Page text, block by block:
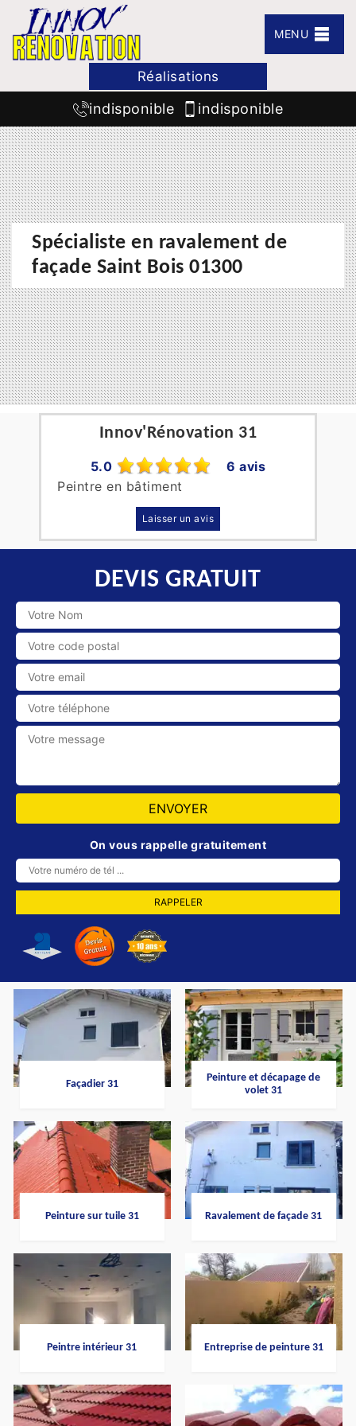
MENU
Réalisations
indisponible indisponible
Spécialiste en ravalement de
façade Saint Bois 01300
Innov'Rénovation 31
5.0
6 avis
Peintre en bâtiment
Laisser un avis
DEVIS GRATUIT
On vous rappelle gratuitement
Façadier 31
Peinture et décapage de
volet 31
Peinture sur tuile 31 Ravalement de façade 31
Peintre intérieur 31 Entreprise de peinture 31